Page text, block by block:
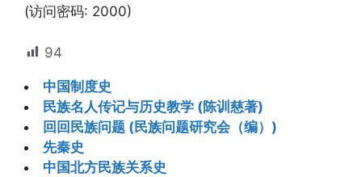
(访问密码: 2000)
94
中国制度史
民族名人传记与历史教学 (陈训慈著)
回回民族问题 (民族问题研究会（编）)
先秦史
中国北方民族关系史